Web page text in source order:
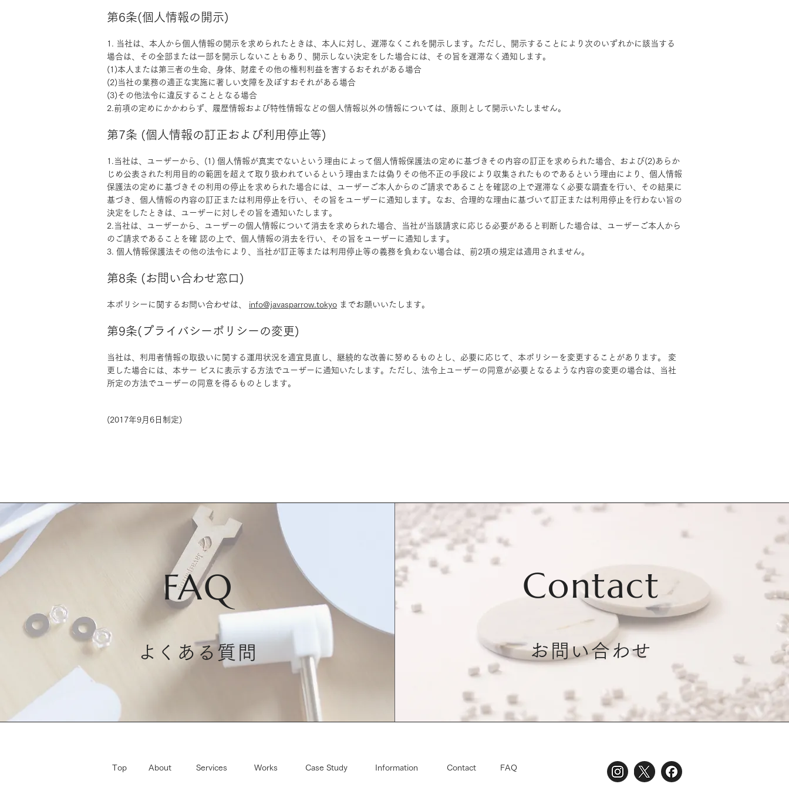
第6条(個人情報の開示)
1. 当社は、本人から個人情報の開示を求められたときは、本人に対し、遅滞なくこれを開示します。ただし、開示することにより次のいずれかに該当する
場合は、その全部または一部を開示しないこともあり、開示しない決定をした場合には、その旨を遅滞なく通知します。
(1)本人または第三者の生命、身体、財産その他の権利利益を害するおそれがある場合
(2)当社の業務の適正な実施に著しい支障を及ぼすおそれがある場合
(3)その他法令に違反することとなる場合
2.前項の定めにかかわらず、履歴情報および特性情報などの個人情報以外の情報については、原則として開示いたしません。
第7条 (個人情報の訂正および利用停止等)
1.当社は、ユーザーから、(1) 個人情報が真実でないという理由によって個人情報保護法の定めに基づきその内容の訂正を求められた場合、および(2)あらか
じめ公表された利用目的の範囲を超えて取り扱われているという理由または偽りその他不正の手段により収集されたものであるという理由により、個人情報
保護法の定めに基づきその利用の停止を求められた場合には、ユーザーご本人からのご請求であることを確認の上で遅滞なく必要な調査を行い、その結果に
基づき、個人情報の内容の訂正または利用停止を行い、その旨をユーザーに通知します。なお、合理的な理由に基づいて訂正または利用停止を行わない旨の
決定をしたときは、ユーザーに対しその旨を通知いたします。
2.当社は、ユーザーから、ユーザーの個人情報について消去を求められた場合、当社が当該請求に応じる必要があると判断した場合は、ユーザーご本人から
のご請求であることを確 認の上で、個人情報の消去を行い、その旨をユーザーに通知します。
3. 個人情報保護法その他の法令により、当社が訂正等または利用停止等の義務を負わない場合は、前2項の規定は適用されません。
第8条 (お問い合わせ窓口)
本ポリシーに関するお問い合わせは、 info@javasparrow.tokyo までお願いいたします。
第9条(プライバシーポリシーの変更)
当社は、利用者情報の取扱いに関する運用状況を適宜見直し、継続的な改善に努めるものとし、必要に応じて、本ポリシーを変更することがあります。 変
更した場合には、本サー ビスに表示する方法でユーザーに通知いたします。ただし、法令上ユーザーの同意が必要となるような内容の変更の場合は、当社
所定の方法でユーザーの同意を得るものとします。
(2017年9月6日制定)
FAQ
​よくある質問
Contact
お問い合わせ
Top About Services Works Case Study Information Contact FAQ